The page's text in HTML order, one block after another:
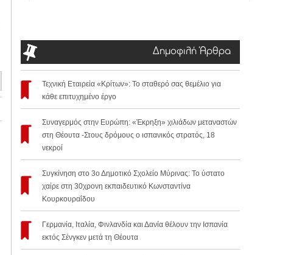
Δημοφιλή Άρθρα
Τεχνική Εταιρεία «Κρίτων»: Το σταθερό σας θεμέλιο για
κάθε επιτυχημένο έργο
Συναγερμός στην Ευρώπη: «Έκρηξη» χιλιάδων μεταναστών
στη Θέουτα -Στους δρόμους ο ισπανικός στρατός, 18
νεκροί
Συγκίνηση στο 3ο Δημοτικό Σχολείο Μύρινας: Το ύστατο
χαίρε στη 30χρονη εκπαιδευτικό Κωνσταντίνα
Κουρκουραΐδου
Γερμανία, Ιταλία, Φινλανδία και Δανία θέλουν την Ισπανία
εκτός Σένγκεν μετά τη Θέουτα